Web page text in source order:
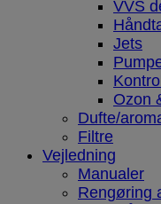
VVS
Jets
Ozon
Dufte/
Filtre
Vejledning
Manualer
Rengøring